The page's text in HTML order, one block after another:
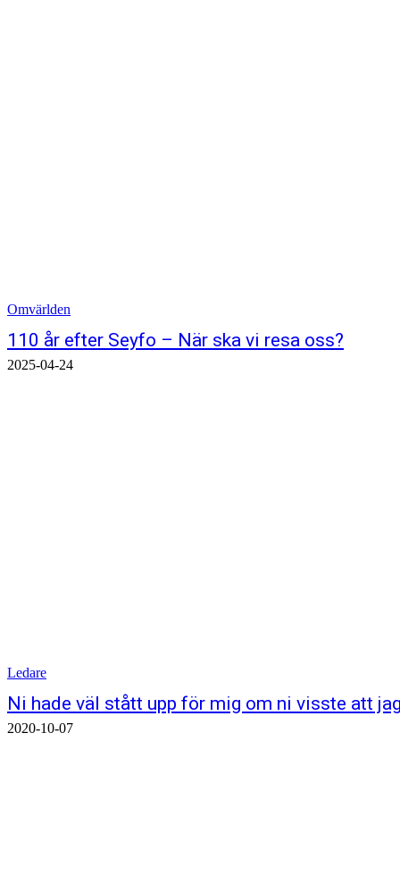
Omvärlden
110 år efter Seyfo – När ska vi resa oss?
2025-04-24
Ledare
Ni hade väl stått upp för mig om ni visste att
2020-10-07